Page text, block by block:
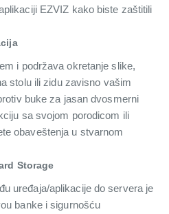
EZVIZ kako biste zaštitili
i podržava okretanje slike,
stolu ili zidu zavisno vašim
buke za jasan dvosmerni
sa svojom porodicom ili
obaveštenja u stvarnom
Storage
uređaja/aplikacije do servera je
banke i sigurnošću